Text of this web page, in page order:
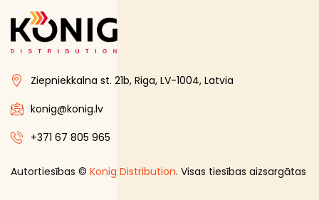
Sporta uzturs
Uztura bagātinātāji
Ziepniekkalna st. 21b, Riga, LV-1004, Latvia
konig@konig.lv
+371 67 805 965
Autortiesības © Konig Distribution. Visas tiesības aizsargātas